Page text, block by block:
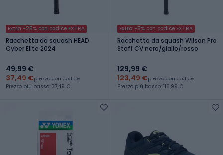
Extra -25% con codice EXTRA
Racchetta da squash HEAD
Cyber Elite 2024
49,99 €
37,49 €prezzo con codice
Prezzo più basso: 37,49 €
Extra -5% con codice EXTRA
Racchetta da squash Wilson Pro
Staff CV nero/giallo/rosso
129,99 €
123,49 €prezzo con codice
Prezzo più basso: 116,99 €